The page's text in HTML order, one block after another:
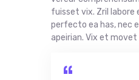
fuisset vix. Zril labore
perfecto ea has, nec
apeirian. Vix et movet